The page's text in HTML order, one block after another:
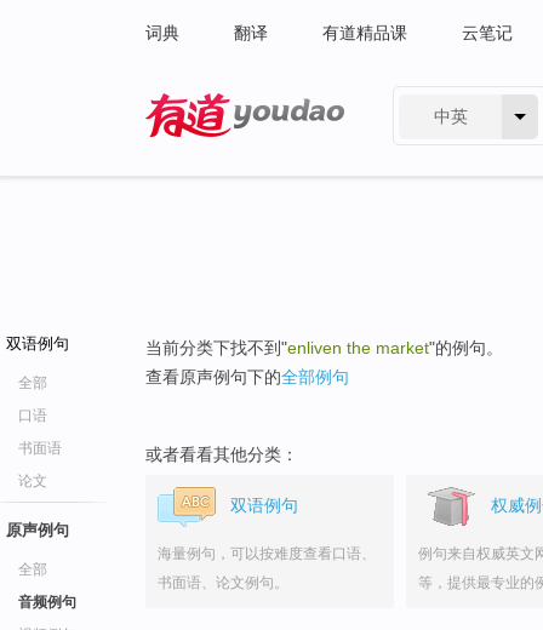
词典 翻译 有道精品课 云笔记
中英
双语例句
全部
口语
书面语
论文
原声例句
全部
音频例句
当前分类下找不到"enliven the market"的例句。
查看原声例句下的全部例句
或者看看其他分类：
双语例句
海量例句，可以按难度查看口语、
书面语、论文例句。
权威
例句来自权威英文
等，提供最专业的